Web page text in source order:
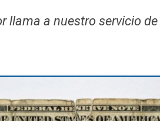
llama a nuestro servicio